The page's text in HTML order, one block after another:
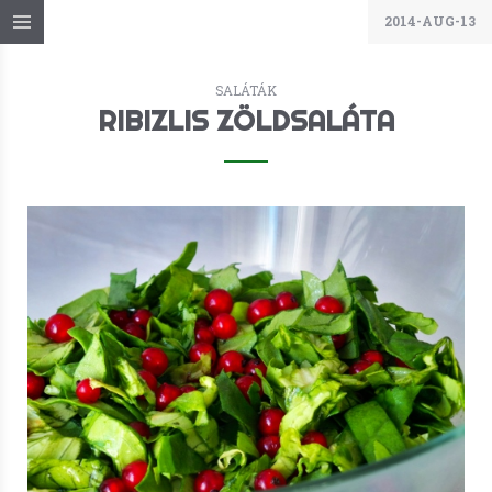
2014-AUG-13
SALÁTÁK
RIBIZLIS ZÖLDSALÁTA